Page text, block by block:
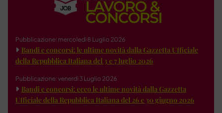
Pubblicazione: mercoledì 8 Luglio 2026
Bandi e concorsi: le ultime novità dalla Gazzetta Ufficiale
della Repubblica Italiana del 3 e 7 luglio 2026
Pubblicazione: venerdì 3 Luglio 2026
Bandi e concorsi: ecco le ultime novità dalla Gazzetta
Ufficiale della Repubblica Italiana del 26 e 30 giugno 2026